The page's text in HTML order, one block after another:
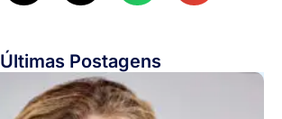
Últimas Postagens